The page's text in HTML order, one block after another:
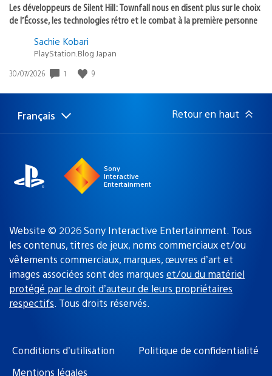
Les développeurs de Silent Hill: Townfall nous en disent plus sur le choix
de l’Écosse, les technologies rétro et le combat à la première personne
Sachie Kobari
PlayStation.Blog Japan
Date
publication
30/07/2026 1 9
Choisir
une
Région
actuelle
Français Retour en haut
Sony
Interactive
Entertainment
Website © 2026 Sony Interactive Entertainment. Tous
les contenus, titres de jeux, noms commerciaux et/ou
vêtements commerciaux, marques, œuvres d’art et
images associées sont des marques et/ou du matériel
protégé par le droit d’auteur de leurs propriétaires
respectifs. Tous droits réservés.
Conditions d’utilisation
Politique de confidentialité
Mentions légales